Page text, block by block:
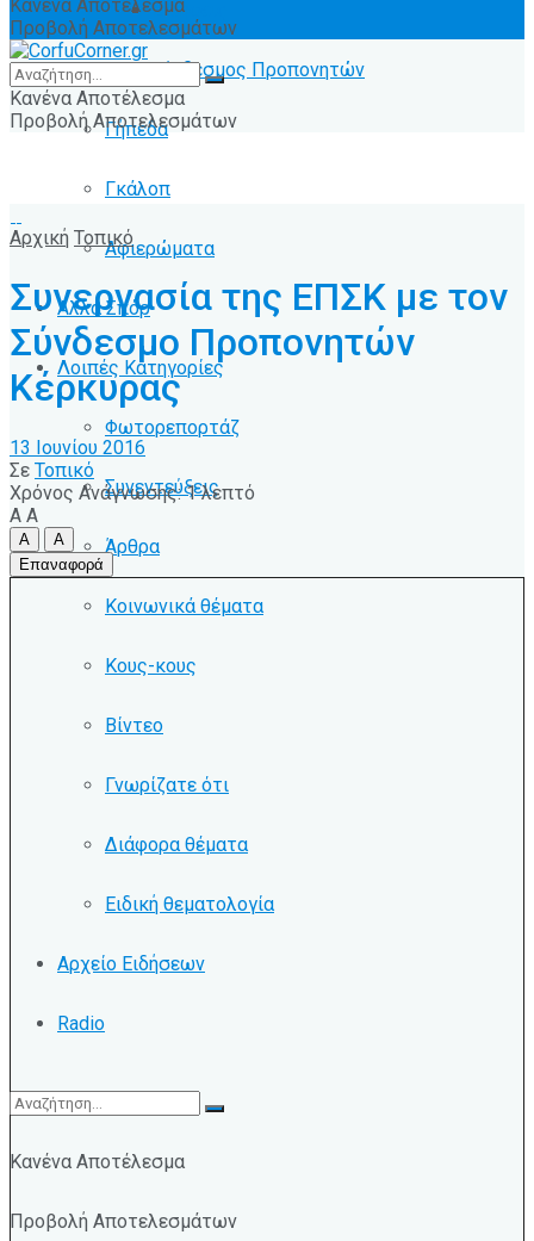
Ειδήσεις
Σύνδεσμος Προπονητών
Γήπεδα
Γκάλοπ
Αφιερώματα
Άλλα Σπόρ
Λοιπές Κατηγορίες
Φωτορεπορτάζ
Συνεντεύξεις
Άρθρα
Κοινωνικά θέματα
Κους-κους
Βίντεο
Γνωρίζατε ότι
Διάφορα θέματα
Ειδική θεματολογία
Αρχείο Ειδήσεων
Radio
Κανένα Αποτέλεσμα
Προβολή Αποτελεσμάτων
Κανένα Αποτέλεσμα
Προβολή Αποτελεσμάτων
Κανένα Αποτέλεσμα
Προβολή Αποτελεσμάτων
Αρχική Τοπικό
Συνεργασία της ΕΠΣΚ με τον
Σύνδεσμο Προπονητών
Κέρκυρας
13 Ιουνίου 2016
Σε Τοπικό
Χρόνος Ανάγνωσης: 1 λεπτό
A A
A
A
Επαναφορά